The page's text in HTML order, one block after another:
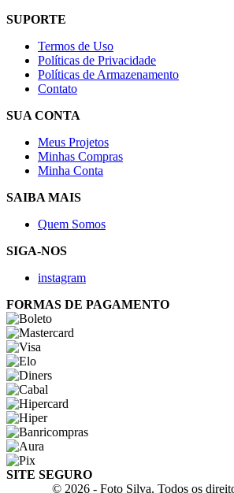
SUPORTE
Termos de Uso
Políticas de Privacidade
Políticas de Armazenamento
Contato
SUA CONTA
Meus Projetos
Minhas Compras
Minha Conta
SAIBA MAIS
Quem Somos
SIGA-NOS
instagram
FORMAS DE PAGAMENTO
SITE SEGURO
© 2026 - Foto Silva. Todos os